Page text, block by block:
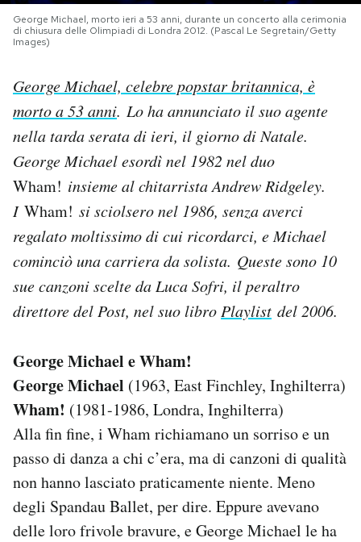
NEWSLETTER
CALENDARIO
AREA PERSONALE
Area Personale
Newsletter
Notifiche mobile
Esci
George Michael, morto ieri a 53 anni, durante un concerto alla cerimonia
di chiusura delle Olimpiadi di Londra 2012. (Pascal Le Segretain/Getty
Images)
George Michael, celebre popstar britannica, è
morto a 53 anni. Lo ha annunciato il suo agente
nella tarda serata di ieri, il giorno di Natale.
George Michael esordì nel 1982 nel duo
Wham! insieme al chitarrista Andrew Ridgeley.
I Wham! si sciolsero nel 1986, senza averci
regalato moltissimo di cui ricordarci, e Michael
cominciò una carriera da solista. Queste sono 10
sue canzoni scelte da Luca Sofri, il peraltro
direttore del Post, nel suo libro Playlist del 2006.
George Michael e Wham!
George Michael (1963, East Finchley, Inghilterra)
Wham! (1981-1986, Londra, Inghilterra)
Alla fin fine, i Wham richiamano un sorriso e un
passo di danza a chi c’era, ma di canzoni di qualità
non hanno lasciato praticamente niente. Meno
degli Spandau Ballet, per dire. Eppure avevano
delle loro frivole bravure, e George Michael le ha